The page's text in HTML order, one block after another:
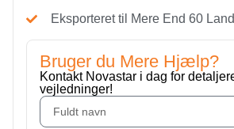
Eksporteret til Mere End 60
Bruger du Mere Hjælp?
Kontakt Novastar i dag for
vejledninger!